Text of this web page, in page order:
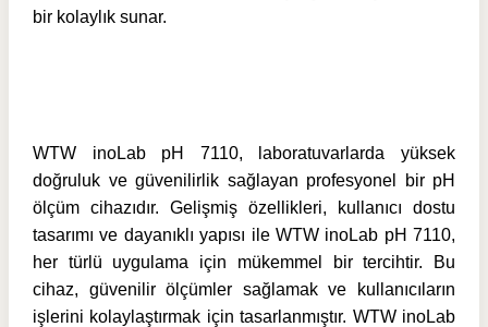
bir kolaylık sunar.
WTW inoLab pH 7110, laboratuvarlarda yüksek
doğruluk ve güvenilirlik sağlayan profesyonel bir pH
ölçüm cihazıdır. Gelişmiş özellikleri, kullanıcı dostu
tasarımı ve dayanıklı yapısı ile WTW inoLab pH 7110,
her türlü uygulama için mükemmel bir tercihtir. Bu
cihaz, güvenilir ölçümler sağlamak ve kullanıcıların
işlerini kolaylaştırmak için tasarlanmıştır. WTW inoLab